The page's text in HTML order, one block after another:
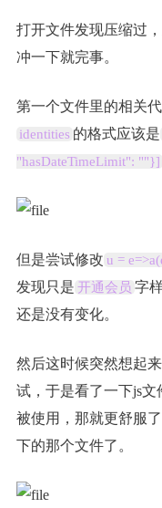
打开文件发现压缩过
冲一下就完事。
第一个文件里的相关
identities 的格式应该是
"hasDateTimeLimit": ""}]
但是尝试修改 u =
发现只是 开通会员 字
还是没有变化。
然后这时候突然想起
试，于是看了一下js
被使用，那就更舒服
下的那个文件了。